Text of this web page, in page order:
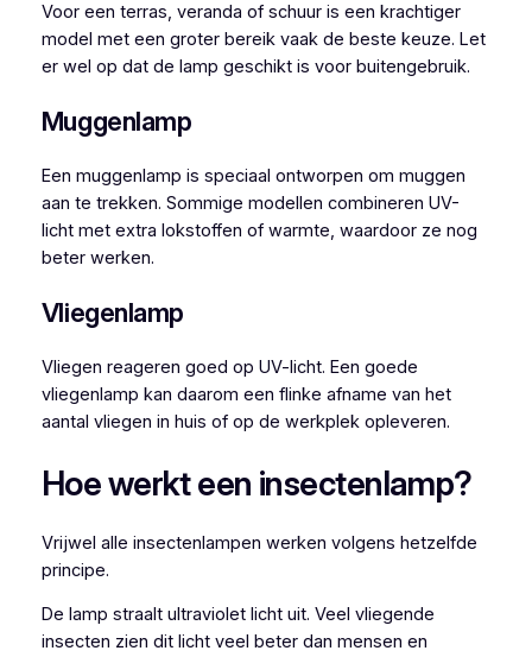
Voor een terras, veranda of schuur is een krachtiger
model met een groter bereik vaak de beste keuze. Let
er wel op dat de lamp geschikt is voor buitengebruik.
Muggenlamp
Een muggenlamp is speciaal ontworpen om muggen
aan te trekken. Sommige modellen combineren UV-
licht met extra lokstoffen of warmte, waardoor ze nog
beter werken.
Vliegenlamp
Vliegen reageren goed op UV-licht. Een goede
vliegenlamp kan daarom een flinke afname van het
aantal vliegen in huis of op de werkplek opleveren.
Hoe werkt een insectenlamp?
Vrijwel alle insectenlampen werken volgens hetzelfde
principe.
De lamp straalt ultraviolet licht uit. Veel vliegende
insecten zien dit licht veel beter dan mensen en